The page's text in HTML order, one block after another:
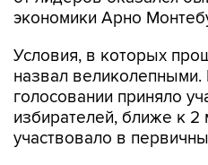
экономики Арно
Условия, в которых
назвал
голосовании приняло
избирателей, ближе к
участвовало в